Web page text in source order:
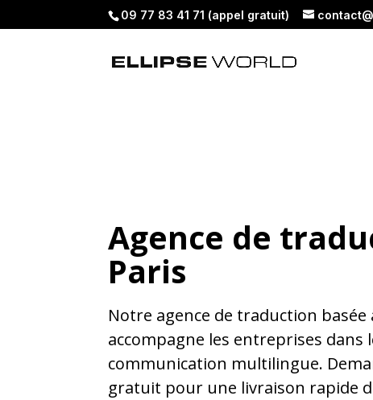
09 77 83 41 71 (appel gratuit)
Agence de
Paris
Notre agence de traduction basée
accompagne les entreprises dans
communication multilingue.
gratuit pour une livraison rapide